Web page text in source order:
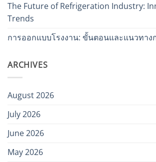
The Future of Refrigeration Industry:
Trends
การออกแบบโรงงาน: ขั้นตอนและแนวทาง
ARCHIVES
August 2026
July 2026
June 2026
May 2026